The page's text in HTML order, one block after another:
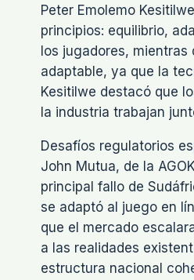
Peter Emolemo
principios: equilibrio,
los jugadores,
adaptable, ya que la
Kesitilwe destacó que
la industria trabajan
Desafíos regulatorios
John Mutua, de la
principal fallo de
se adaptó al juego en
que el mercado
a las realidades
estructura nacional